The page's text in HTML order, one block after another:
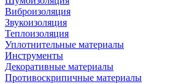
Виброизоляция
Звукоизоляция
Теплоизоляция
Уплотнительные материалы
Инструменты
Декоративные материалы
Противоскрипичные материалы